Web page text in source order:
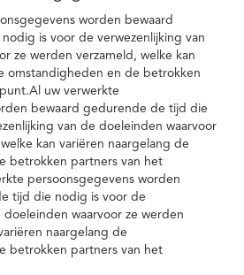
worden bewaard
is voor de verwezenlijking van
ze werden verzameld, welke kan
omstandigheden en de betrokken
uw verwerkte
bewaard gedurende de tijd die
van de doeleinden waarvoor
kan variëren naargelang de
betrokken partners van het
persoonsgegevens worden
tijd die nodig is voor de
waarvoor ze werden
naargelang de
betrokken partners van het